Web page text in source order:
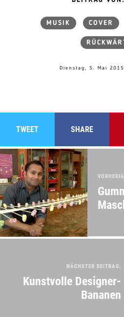
MUSIK COVER
Dienstag, 5. Mai
TWEET SHARE
NÄCHSTER BEITRAG:
Kunstvolle Designer-
Bananen